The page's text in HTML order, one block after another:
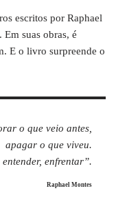
escritos por Raphael
suas obras, é
E o livro surpreende o
o que veio antes,
apagar o que viveu.
enfrentar”.
Raphael Montes